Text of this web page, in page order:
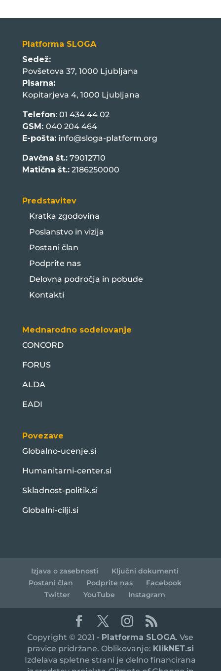
Platforma SLOGA
Sedež:
Povšetova 37, 1000 Ljubljana
Pisarna:
Kopitarjeva 4, 1000 Ljubljana
Telefon:01 434 44 02
GSM: 040 204 464
E-pošta: info@sloga-platform.org
Davčna št.:79012710
Matična št.:2186250000
Predstavitev
Kratka zgodovina
Poslanstvo in vizija
Postani član
Podprite nas
Delovna področja in pobude
Kontakti
Mednarodno sodelovanje
CONCORD
FORUS
ALDA
EADI
Povezave
Globalno-ucenje.si
Humanitarni-center.si
Skladnost-politik.si
Globalni-cilji.si
Izjava o zasebnosti
Ključni dokumenti
Postani član
Podprite nas
Facebook
Twitter
YouTube Instagram
Copyright © 2021 - Platforma SLOGA. Vse
pravice pridržane. Oblikovanje: KlikNET.si
Izdelava spletne strani je delno financirana